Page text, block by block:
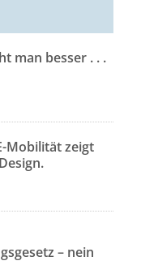
man besser . . .
Mobilität zeigt
– nein